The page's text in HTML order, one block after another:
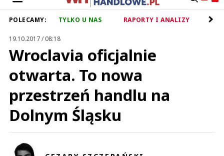
POLECAMY: TYLKO U NAS RAPORTY I ANALIZY
19.10.2017 / 08:18
Wroclavia oficjalnie
otwarta. To nowa
przestrzeń handlu na
Dolnym Śląsku